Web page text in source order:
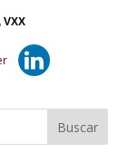
VXX